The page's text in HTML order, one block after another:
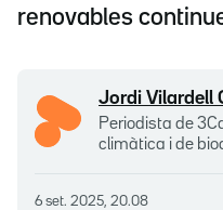
renovables
Jordi Vilardell
Periodista de
climàtica i de
6 set. 2025, 20.08